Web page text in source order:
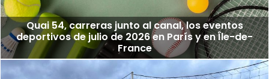
Quai 54, carreras junto al canal, los eventos
deportivos de julio de 2026 en París y en Île-de-
France